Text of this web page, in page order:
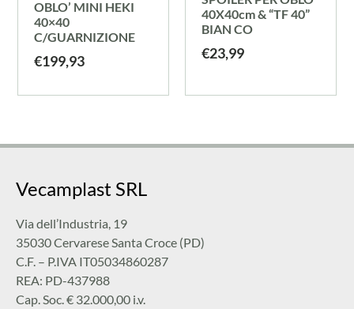
OBLO’ MINI HEKI
40×40
C/GUARNIZIONE
€199,93
40X40cm & “TF 40”
BIAN CO
€23,99
Vecamplast SRL
Via dell’Industria, 19
35030 Cervarese Santa Croce (PD)
C.F. – P.IVA IT05034860287
REA: PD-437988
Cap. Soc. € 32.000,00 i.v.